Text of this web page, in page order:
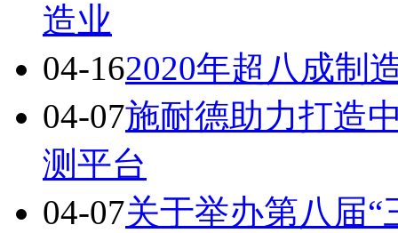
造业
04-162020年超八成制
04-07施耐德助力打造
测平台
04-07关于举办第八届